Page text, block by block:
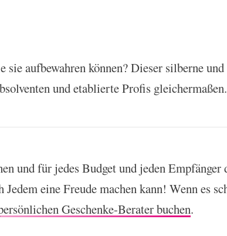
aufbewahren können? Dieser silberne
und etablierte Profis gleichermaßen.
und für jedes Budget und jeden Empfänger
eine Freude machen kann! Wenn es
Geschenke-Berater buchen.